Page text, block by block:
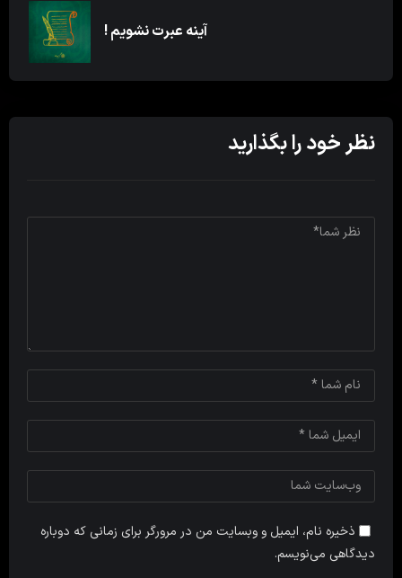
آینه عبرت نشویم !
نظر خود را بگذارید
ذخیره نام، ایمیل و وبسایت من در مرورگر برای زمانی که دوباره
دیدگاهی می‌نویسم.